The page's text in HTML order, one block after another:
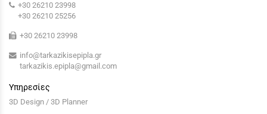
+30 26210 23998
+30 26210 25256
+30 26210 23998
info@tarkazikisepipla.gr
tarkazikis.epipla@gmail.com
Υπηρεσίες
3D Design / 3D Planner